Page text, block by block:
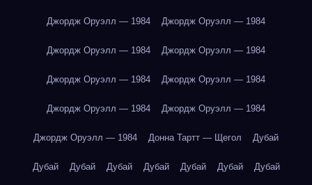
Джордж Оруэлл — 1984 Джордж Оруэлл — 1984
Джордж Оруэлл — 1984 Джордж Оруэлл — 1984
Джордж Оруэлл — 1984 Джордж Оруэлл — 1984
Джордж Оруэлл — 1984 Джордж Оруэлл — 1984
Джордж Оруэлл — 1984 Донна Тартт — Щегол Дубай
Дубай Дубай Дубай Дубай Дубай Дубай Дубай